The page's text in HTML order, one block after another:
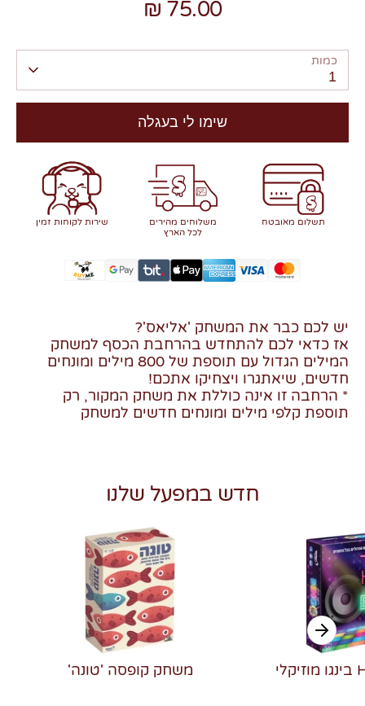
75.00 ₪
כמות
1
שימו לי בעגלה
תשלום מאובטח
משלוחים מהירים
לכל הארץ
שירות לקוחות זמין
יש לכם כבר את המשחק 'אליאס'?
אז כדאי לכם להתחדש בהרחבת הכסף למשחק
המילים הגדול עם תוספת של 800 מילים ומונחים
חדשים, שיאתגרו ויצחיקו אתכם!
* הרחבה זו אינה כוללת את משחק המקור, רק
תוספת קלפי מילים ומונחים חדשים למשחק
חדש במפעל שלנו
משחק קופסה 'טונה'